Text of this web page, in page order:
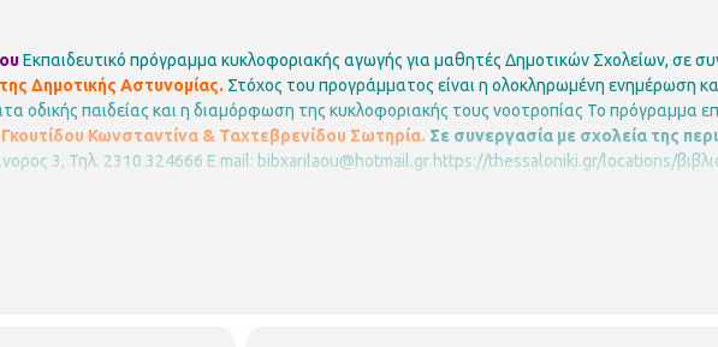
Εκπαιδευτικό πρόγραμμα κυκλοφοριακής αγωγής για μαθητές Δημοτικών Σχολείων, σε
Δημοτικής Αστυνομίας. Στόχος του προγράμματος είναι η ολοκληρωμένη ενημέρωση
οδικής παιδείας και η διαμόρφωση της κυκλοφοριακής τους νοοτροπίας Το πρόγραμμα
Γκουτίδου Κωνσταντίνα & Ταχτεβρενίδου Σωτηρία. Σε συνεργασία με σχολεία της
3, Τηλ. 2310 324666 E mail: bibxarilaou@hotmail.gr https://thessaloniki.gr/locations/